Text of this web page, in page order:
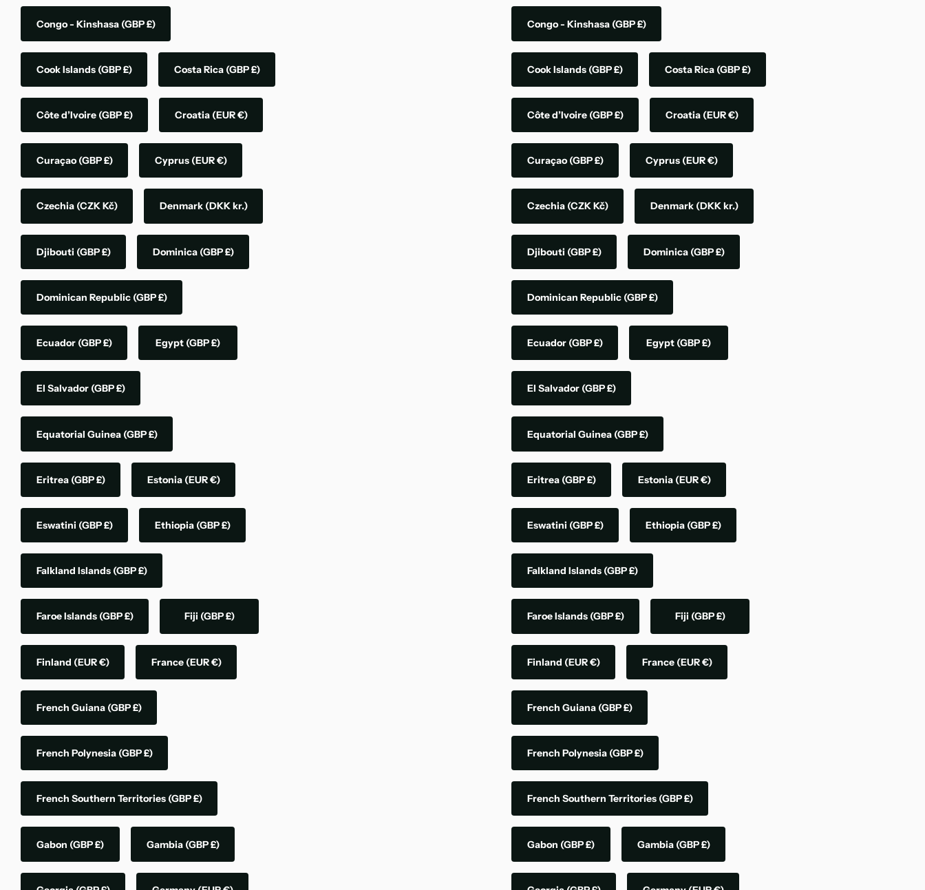
Congo - Kinshasa (GBP £)
Cook Islands (GBP £) Costa Rica (GBP £)
Côte d’Ivoire (GBP £) Croatia (EUR €)
Curaçao(GBP £) Cyprus (EUR €)
Czechia (CZK Kč) Denmark (DKK kr.)
Djibouti (GBP £) Dominica (GBP £)
Dominican Republic (GBP £)
Ecuador (GBP £) Egypt (GBP £)
El Salvador (GBP £)
Equatorial Guinea (GBP £)
Eritrea (GBP £) Estonia (EUR €)
Eswatini (GBP £) Ethiopia (GBP £)
Falkland Islands (GBP £)
Faroe Islands (GBP £) Fiji (GBP £)
Finland (EUR €) France (EUR €)
French Guiana (GBP £)
French Polynesia (GBP £)
French Southern Territories (GBP £)
Gabon (GBP £) Gambia (GBP £)
Congo - Kinshasa (GBP £)
Cook Islands (GBP £) Costa Rica (GBP £)
Côte d’Ivoire (GBP £) Croatia (EUR €)
Curaçao(GBP £) Cyprus (EUR €)
Czechia (CZK Kč) Denmark (DKK kr.)
Djibouti (GBP £) Dominica (GBP £)
Dominican Republic (GBP £)
Ecuador (GBP £) Egypt (GBP £)
El Salvador (GBP £)
Equatorial Guinea (GBP £)
Eritrea (GBP £) Estonia (EUR €)
Eswatini (GBP £) Ethiopia (GBP £)
Falkland Islands (GBP £)
Faroe Islands (GBP £) Fiji (GBP £)
Finland (EUR €) France (EUR €)
French Guiana (GBP £)
French Polynesia (GBP £)
French Southern Territories (GBP £)
Gabon (GBP £) Gambia (GBP £)